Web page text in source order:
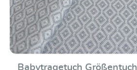
Babytragetuch Größentuch